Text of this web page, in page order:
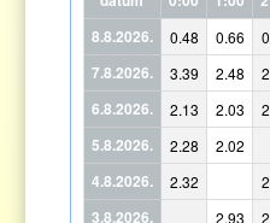
8.8.2026.
0.48 0.66
7.8.2026. 3.39 2.48
6.8.2026. 2.13 2.03
5.8.2026. 2.28 2.02
4.8.2026. 2.32
3.8.2026. 2.93